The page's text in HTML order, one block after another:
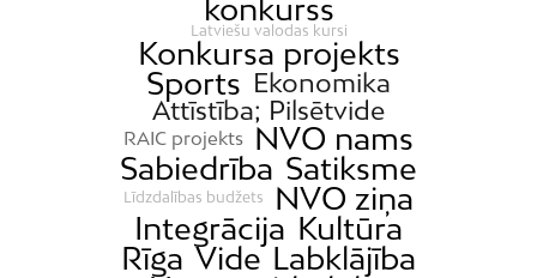
konkurss
Latviešu valodas kursi
Konkursa projekts
Sports Ekonomika
Attīstība; Pilsētvide
RAIC projekts
NVO nams
Sabiedrība Satiksme
Līdzdalības budžets
NVO ziņa
Integrācija Kultūra
Rīga Vide Labklājība